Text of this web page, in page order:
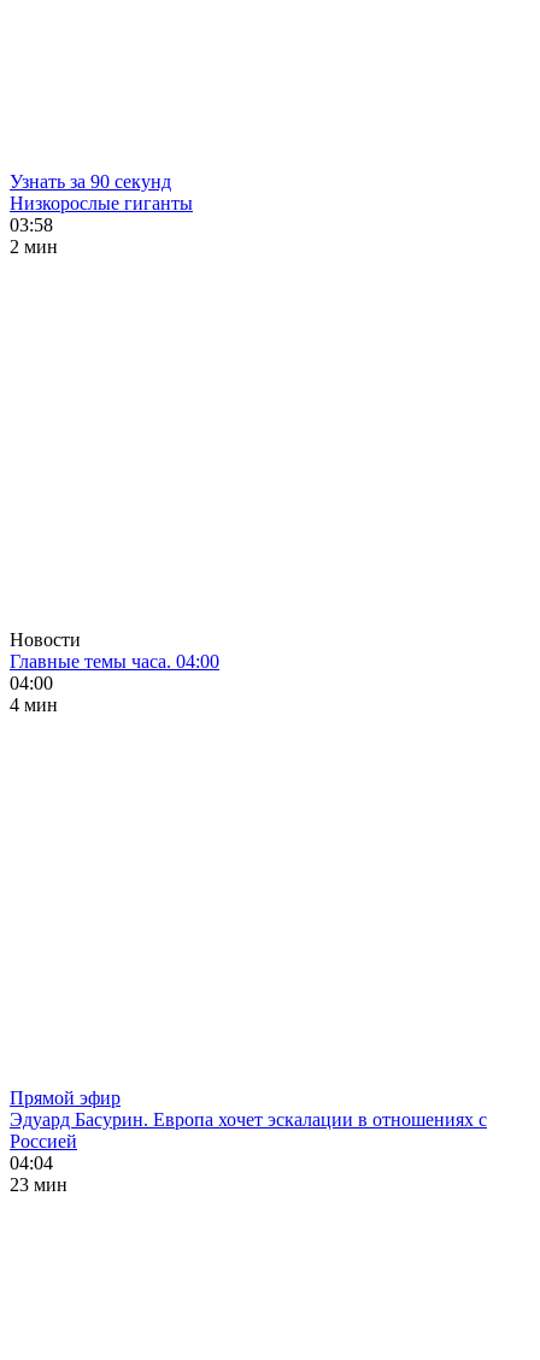
Узнать за 90 секунд
Низкорослые гиганты
03:58
2 мин
Новости
Главные темы часа. 04:00
04:00
4 мин
Прямой эфир
Эдуард Басурин. Европа хочет эскалации в отношениях с
Россией
04:04
23 мин